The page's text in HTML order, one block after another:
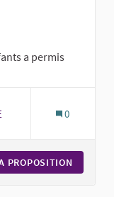
a permis
0
PROPOSITION